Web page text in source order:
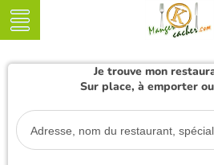
Je trouve mon
Sur place, à emporter